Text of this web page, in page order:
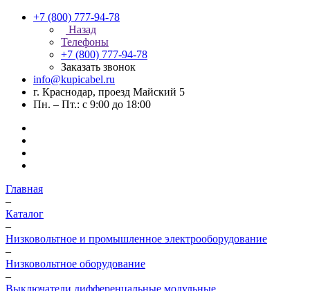
+7 (800) 777-94-78
Назад
Телефоны
+7 (800) 777-94-78
Заказать звонок
info@kupicabel.ru
г. Краснодар, проезд Майский 5
Пн. – Пт.: с 9:00 до 18:00
Главная
–
Каталог
–
Низковольтное и промышленное электрооборудование
–
Низковольтное оборудование
–
Выключатели дифференцальные модульные